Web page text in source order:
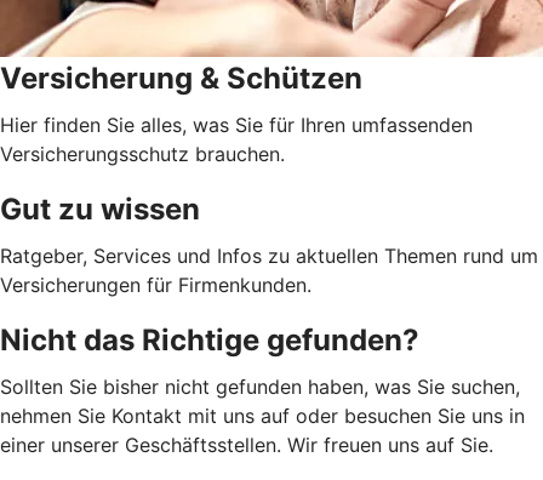
Versicherung & Schützen
Hier finden Sie alles, was Sie für Ihren umfassenden
Versicherungsschutz brauchen.
Gut zu wissen
Ratgeber, Services und Infos zu aktuellen Themen rund um
Versicherungen für Firmenkunden.
Nicht das Richtige gefunden?
Sollten Sie bisher nicht gefunden haben, was Sie suchen,
nehmen Sie Kontakt mit uns auf oder besuchen Sie uns in
einer unserer Geschäftsstellen. Wir freuen uns auf Sie.